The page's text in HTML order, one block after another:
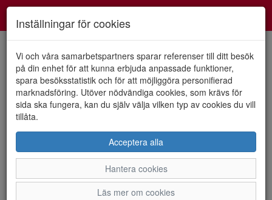
HEM JOMOS
Inställningar för cookies
Vi och våra samarbetspartners sparar referenser till ditt besök
på din enhet för att kunna erbjuda anpassade funktioner,
spara besöksstatistik och för att möjliggöra personifierad
marknadsföring. Utöver nödvändiga cookies, som krävs för
sida ska fungera, kan du själv välja vilken typ av cookies du vill
tillåta.
Acceptera alla
Hantera cookies
Läs mer om cookies